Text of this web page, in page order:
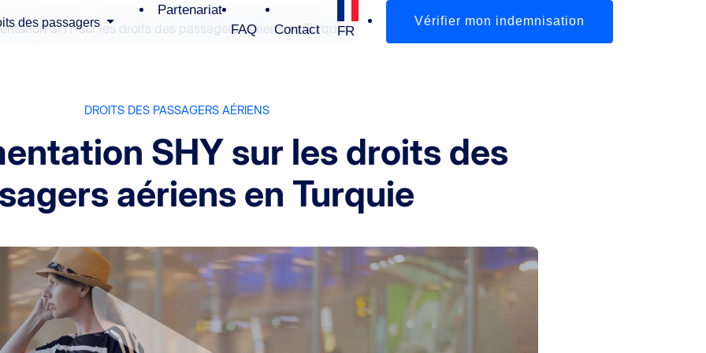
des passagers
Partenariat
FAQ
Contact FR
Vérifier mon indemnisation
SHY sur les droits des passagers aériens en Turquie
DROITS DES PASSAGERS AÉRIENS
SHY sur les droits des
aériens en Turquie